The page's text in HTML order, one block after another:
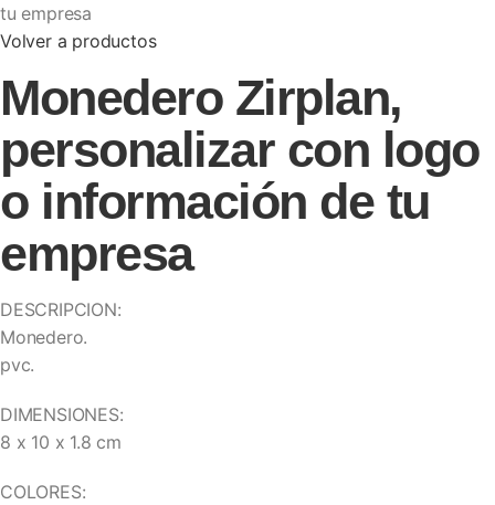
tu empresa
Volver a productos
Monedero Zirplan,
personalizar con logo
o información de tu
empresa
DESCRIPCION:
Monedero.
pvc.
DIMENSIONES:
8 x 10 x 1.8 cm
COLORES: